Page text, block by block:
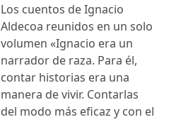
Los cuentos de Ignacio
Aldecoa reunidos en un solo
volumen «Ignacio era un
narrador de raza. Para él,
contar historias era una
manera de vivir. Contarlas
del modo más eficaz y con el